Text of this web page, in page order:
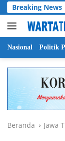
Langsung
ke
konten
Breaking News
Soroti Tata
Nasional Politik
Beranda Jawa